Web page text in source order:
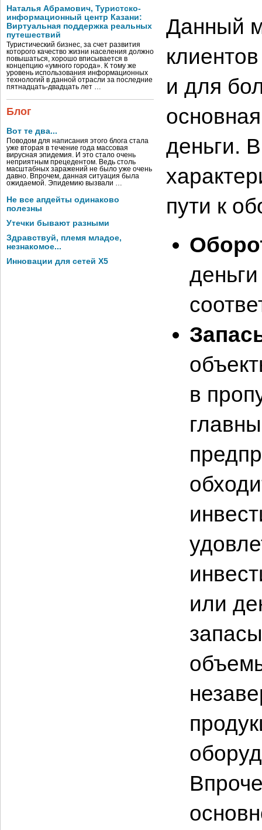
Наталья Абрамович, Туристско-
информационный центр Казани:
Виртуальная поддержка реальных
путешествий
Туристический бизнес, за счет развития
которого качество жизни населения должно
повышаться, хорошо вписывается в
концепцию «умного города». К тому же
уровень использования информационных
технологий в данной отрасли за последние
пятнадцать-двадцать лет …
Блог
Вот те два...
Поводом для написания этого блога стала
уже вторая в течение года массовая
вирусная эпидемия. И это стало очень
неприятным прецедентом. Ведь столь
масштабных заражений не было уже очень
давно. Впрочем, данная ситуация была
ожидаемой. Эпидемию вызвали …
Не все апдейты одинаково
полезны
Утечки бывают разными
Здравствуй, племя младое,
незнакомое...
Инновации для сетей X5
Данный
и для
деньги.
пути к
в
или